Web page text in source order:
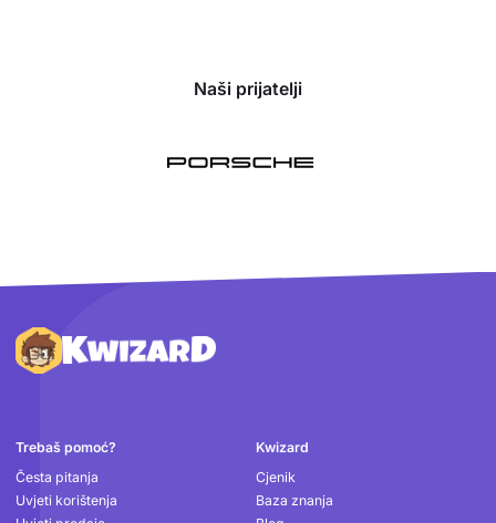
Naši prijatelji
Podnožje
Trebaš pomoć?
Česta pitanja
Uvjeti korištenja
Kwizard
Cjenik
Baza znanja